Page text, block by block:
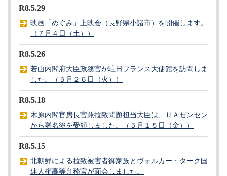
R8.5.29
映画「めぐみ」上映会（長野県小諸市）を開催します。
（７月４日（土））
R8.5.26
若山内閣府大臣政務官が駐日フランス大使館を訪問しま
した。（５月２６日（火））
R8.5.18
木原内閣官房長官兼拉致問題担当大臣は、ＵＡゼンセン
から署名簿を受領しました。（５月１５日（金））
R8.5.15
北朝鮮による拉致被害者御家族とヴォルカー・ターク国
連人権高等弁務官が面会しました。